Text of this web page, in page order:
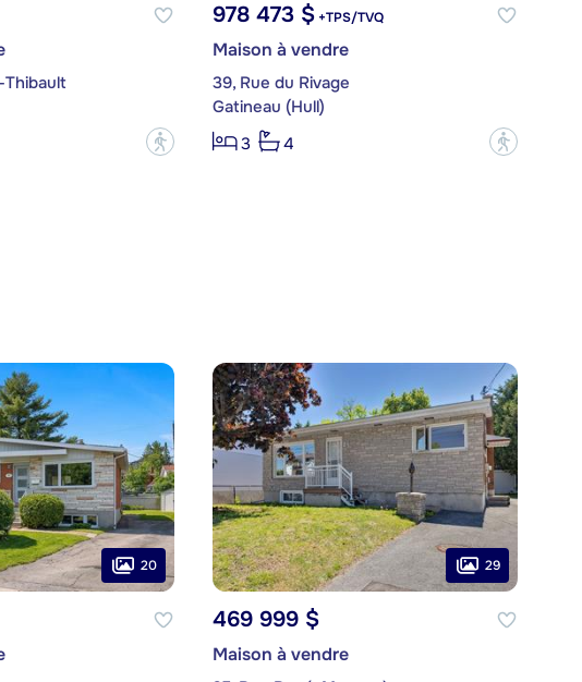
Thibault
?
978 473 $+TPS/TVQ
Maison à vendre
39, Rue du Rivage
Gatineau (Hull)
3
4 ?
20 29
469 999 $
Maison à vendre